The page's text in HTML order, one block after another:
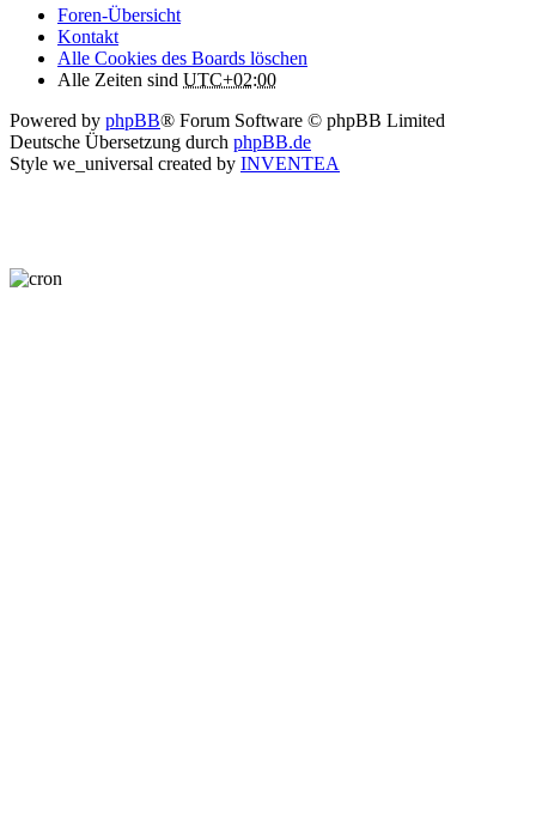
Foren-Übersicht
Kontakt
Alle Cookies des Boards löschen
Alle Zeiten sind UTC+02:00
Powered by phpBB® Forum Software © phpBB Limited
Deutsche Übersetzung durch phpBB.de
Style we_universal created by INVENTEA